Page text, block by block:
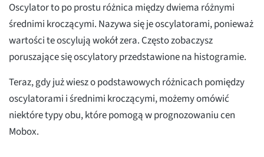
Oscylator to po prostu różnica między dwiema różnymi
średnimi kroczącymi. Nazywa się je oscylatorami, ponieważ
wartości te oscylują wokół zera. Często zobaczysz
poruszające się oscylatory przedstawione na histogramie.
Teraz, gdy już wiesz o podstawowych różnicach pomiędzy
oscylatorami i średnimi kroczącymi, możemy omówić
niektóre typy obu, które pomogą w prognozowaniu cen
Mobox.